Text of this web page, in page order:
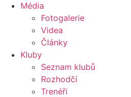
Média
Fotogalerie
Videa
Články
Kluby
Seznam klubů
Rozhodčí
Trenéři